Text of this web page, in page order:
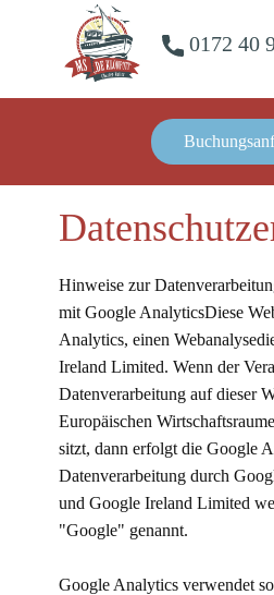
​0172 40
Hinweise zur
mit Google AnalyticsDiese
Analytics, einen
Ireland Limited. Wenn der
Datenverarbeitung auf dieser
Europäischen
sitzt, dann erfolgt die Google
Datenverarbeitung durch
und Google Ireland Limited
"Google" genannt.
Google Analytics verwendet